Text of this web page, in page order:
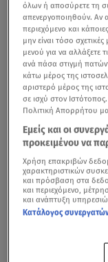
όλων ή αποσύρετε τη
απενεργοποιηθούν. Αν
περιεχόμενο και
μην είναι τόσο
μενού για να αλλάξετε
ανά πάσα στιγμή
κάτω μέρος της
αριστερό μέρος της
σε ισχύ στον
Πολιτική Απορρήτου
Εμείς και οι
προκειμένου να
Χρήση επακριβών
χαρακτηριστικών
και πρόσβαση στα
και περιεχόμενο,
και ανάπτυξη
Κατάλογος